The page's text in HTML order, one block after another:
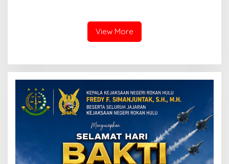
View More